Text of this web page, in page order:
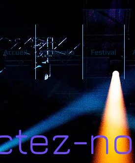
Accueil Schoralia Festival